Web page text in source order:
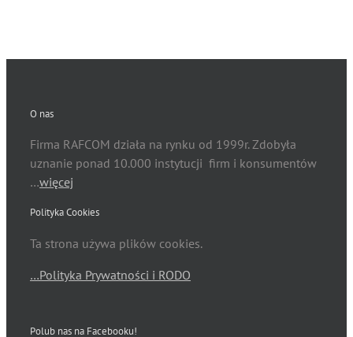
O nas
Firma RAFCOM działa na rynku od 1999r. Zdobyła
uznanie ponad 10.000 instytucji firm i konsumentów
…więcej
Polityka Cookies
Ta strona używa plików cookies.
…Polityka Prywatności i RODO
Polub nas na Facebooku!